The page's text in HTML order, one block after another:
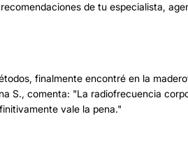
de tu especialista,
finalmente encontré en la
S., comenta: "La radiofrecuencia
vale la pena."